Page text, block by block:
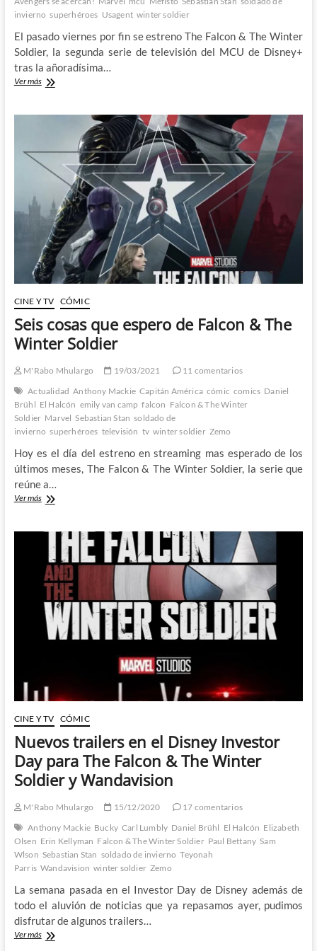
invierno superhéroes Usagent winter soldier
El pasado viernes por fin se estreno The Falcon & The Winter
Soldier, la segunda serie de televisión del MCU de Disney+
tras la añoradísima…
Ver másPrimeras
Winter
Soldier
CINE Y TV CÓMIC
Seis cosas que espero de Falcon & The
Winter Soldier
M'Rabo Mhulargo 19/03/2021
11 comentarios
Actualidad Anthony Mackie Capitán América cómic comics Daniel
Brühl El Halcón emily van camp falcon Falcon & The Winter
Soldier Marvel Sebastian Stan soldado de
invierno superhéroes televisión tv winter soldier Zemo
Hoy es el día del estreno en streaming mas esperado de los
últimos meses, The Falcon & The Winter Soldier, la serie que
reúne a…
Ver másSeis
espero
Falcon
&
The
Winter
Soldier
CINE Y TV CÓMIC
Nuevos trailers en el Disney Investor
Day para The Falcon & The Winter
Soldier y Wandavision
M'Rabo Mhulargo 15/12/2020
17 comentarios
Anthony Mackie Bucky Carl Lumbly Daniel Brühl El Halcón Elizabeth
Olsen Erin Kellyman Falcon & The Winter Soldier Paul Bettany Sam
Wlson Sebastian Stan soldado de invierno Teyonah
Parris Wandavision winter soldier Zemo
La semana pasada en el Investor Day de Disney además de
todo el aluvión de noticias que ya repasamos ayer, pudimos
disfrutar de algunos trailers…
Ver másNuevos